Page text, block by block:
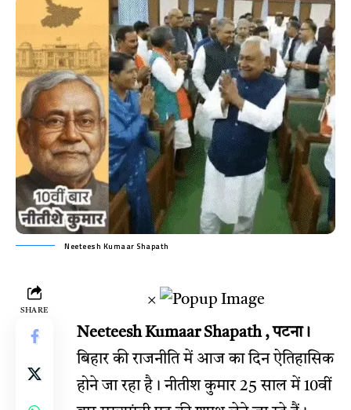
Neeteesh Kumaar Shapath
SHARE
×
Neeteesh Kumaar Shapath , पटना।
बिहार की राजनीति में आज का दिन ऐतिहासिक
होने जा रहा है। नीतीश कुमार 25 साल में 10वीं